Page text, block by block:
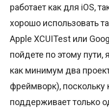
работает как для iOS,
хорошо использовать
Apple XCUITest или
пойдете по этому
как минимум два
фреймворк),
поддерживает только